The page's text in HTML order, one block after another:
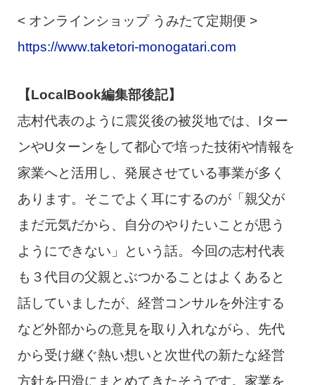
< オンラインショップ うみたて定期便 >
https://www.taketori-monogatari.com
【LocalBook編集部後記】
志村代表のように震災後の被災地では、Iター
ンやUターンをして都心で培った技術や情報を
家業へと活用し、発展させている事業が多く
あります。そこでよく耳にするのが「親父が
まだ元気だから、自分のやりたいことが思う
ようにできない」という話。今回の志村代表
も３代目の父親とぶつかることはよくあると
話していましたが、経営コンサルを外注する
など外部からの意見を取り入れながら、先代
から受け継ぐ熱い想いと次世代の新たな経営
方針を円滑にまとめてきたそうです。家業を